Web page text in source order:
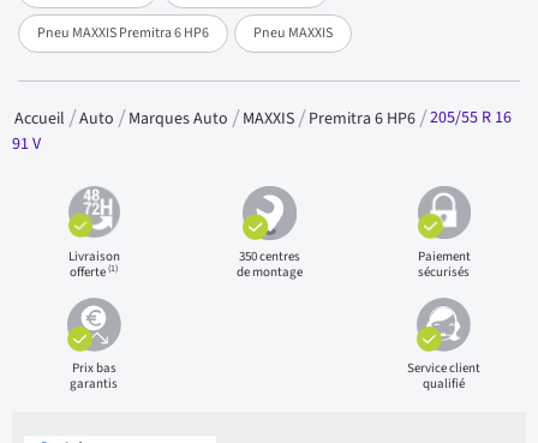
Pneu MAXXIS Premitra 6 HP6 Pneu MAXXIS
Accueil Auto Marques Auto MAXXIS Premitra 6 HP6 205/55 R 16
91 V
Livraison
offerte(1)
350 centres
de montage
Paiement
sécurisés
Prix bas
garantis
Service client
qualifié